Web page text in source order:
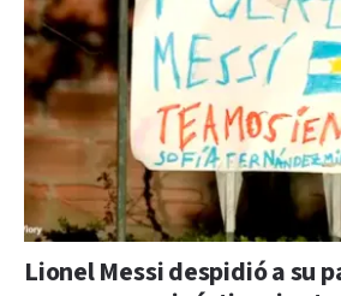
Lionel Messi despidió a su